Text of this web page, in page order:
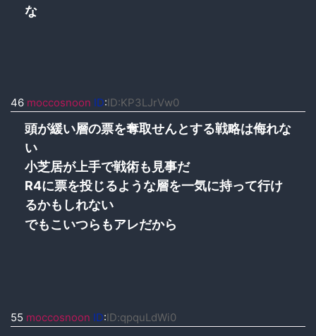
な
46 moccosnoon ID:ID:KP3LJrVw0
頭が緩い層の票を奪取せんとする戦略は侮れな
い
小芝居が上手で戦術も見事だ
R4に票を投じるような層を一気に持って行け
るかもしれない
でもこいつらもアレだから
55 moccosnoon ID:ID:qpquLdWi0